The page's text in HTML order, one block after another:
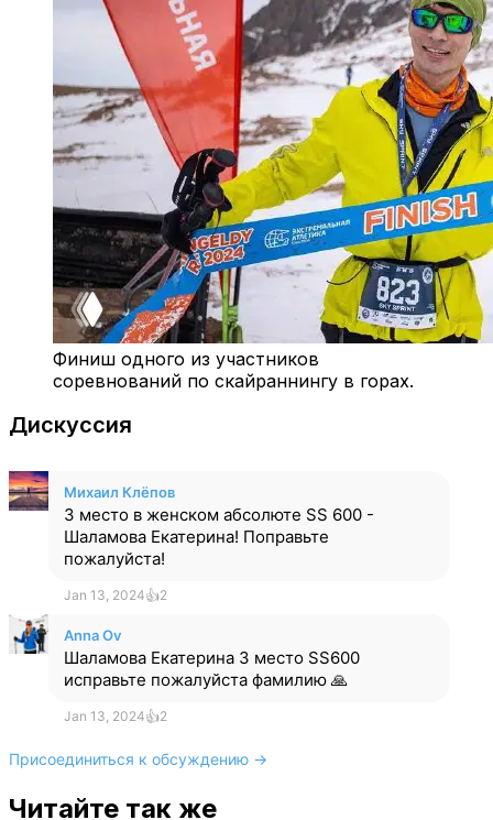
Финиш одного из участников
соревнований по скайраннингу в горах.
Дискуссия
Михаил Клёпов
3 место в женском абсолюте SS 600 -
Шаламова Екатерина! Поправьте
пожалуйста!
Jan 13, 2024👍2
Anna Ov
Шаламова Екатерина 3 место SS600
исправьте пожалуйста фамилию 🙏
Jan 13, 2024👍2
Присоединиться к обсуждению →
Читайте так же